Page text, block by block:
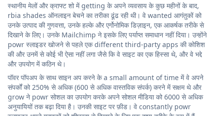
स्थानीय मेलों और क्राफ्ट शो में getting के अपने व्यवसाय के कुछ महीनों के बाद,
rbia shades ऑनलाइन बेचने का तरीका ढूंढ रही थी। वे wanted आगंतुकों को
उनके उत्पाद की गुणवत्ता, उनके हल्के और एर्गोनोमिक डिज़ाइन, एक आकर्षक तरीके से
दिखाने के लिए। उनके Mailchimp ने इसके लिए पर्याप्त समाधान नहीं दिया। उन्होंने
powr स्लाइडर खोजने से पहले एक different third-party apps की कोशिश
की और उनमें से कोई भी ऐसा नहीं लगा जैसे कि वे साइट का एक हिस्सा थे, और वे भद्दे
और उपयोग में कठिन थे।
पॉवर पॉपअप के साथ साइन अप करने के a small amount of time में वे अपने
संपर्कों को 250% से अधिक (600 से अधिक वास्तविक संपर्क) करने में सक्षम थे और
grow ने powr सोशल का उपयोग करके अपने सोशल मीडिया को 6000 से अधिक
अनुयायियों तक बढ़ा दिया है। उनकी साइट पर फ़ीड। वे constantly powr